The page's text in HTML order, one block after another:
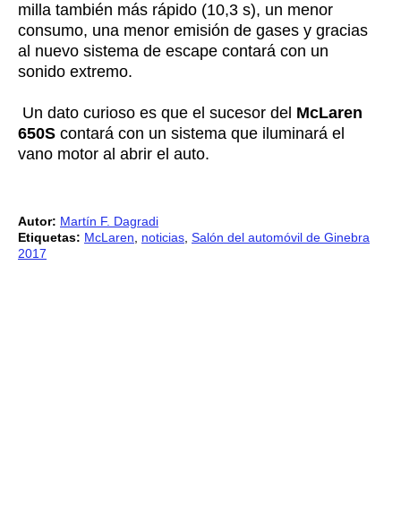
milla también más rápido (10,3 s), un menor
consumo, una menor emisión de gases y gracias
al nuevo sistema de escape contará con un
sonido extremo.
Un dato curioso es que el sucesor del McLaren
650S contará con un sistema que iluminará el
vano motor al abrir el auto.
Autor: Martín F. Dagradi
Etiquetas: McLaren noticias Salón del automóvil de Ginebra
2017